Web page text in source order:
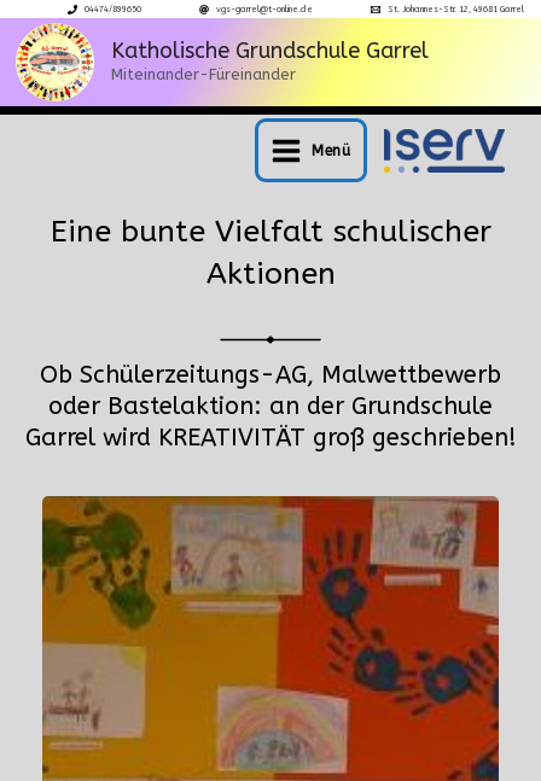
Zum
Inhalt
springen
04474/899650 vgs-garrel@t-online.de St. Johannes-Str. 12, 49681 Garrel
Katholische Grundschule Garrel
Miteinander-Füreinander
Main
Menu
Menü
Eine bunte Vielfalt schulischer
Aktionen
Ob Schülerzeitungs-AG, Malwettbewerb
oder Bastelaktion: an der Grundschule
Garrel wird KREATIVITÄT groß geschrieben!